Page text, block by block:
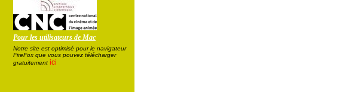
Pour les utilisateurs de Mac
Notre site est optimisé pour le navigateur
FireFox que vous pouvez télécharger
gratuitement ici